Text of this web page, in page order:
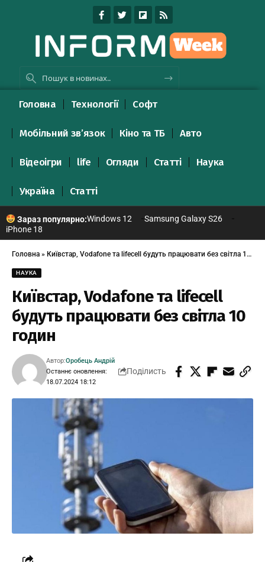
Головна Технології Софт
Мобільний зв’язок Кіно та ТБ Авто
Відеоігри life Огляди Статті Наука
Україна Статті
Зараз популярно:Windows 12
Samsung Galaxy S26
iPhone 18
Головна » Київстар, Vodafone та lifecell будуть працювати без світла 10 годин
НАУКА
Київстар, Vodafone та lifecell
будуть працювати без світла 10
годин
Останнє оновлення:
18.07.2024 18:12
Автор:Оробець Андрій
Поділисть